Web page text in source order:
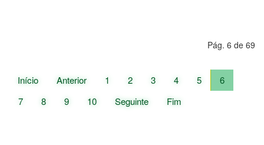
Pág. 6 de 69
Início Anterior 1 2 3 4 5
6
7
8 9 10 Seguinte Fim